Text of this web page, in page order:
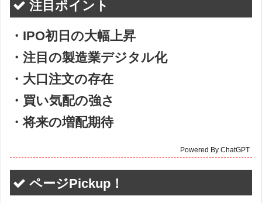
注目ポイント
・IPO初日の大幅上昇
・注目の製造業デジタル化
・大口注文の存在
・買い気配の強さ
・将来の増配期待
Powered By ChatGPT
ページPickup！